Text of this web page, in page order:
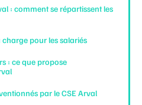
: comment se répartissent les
pour les salariés
: ce que propose
par le CSE Arval